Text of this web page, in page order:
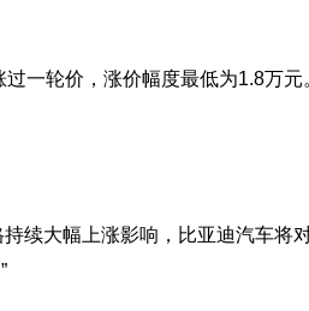
轮价，涨价幅度最低为1.8万元
大幅上涨影响，比亚迪汽车将